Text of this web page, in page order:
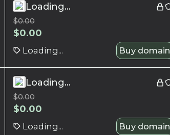
Loading...
$0.00
$0.00
Loading... Buy domain
Loading...
$0.00
$0.00
Loading... Buy domain